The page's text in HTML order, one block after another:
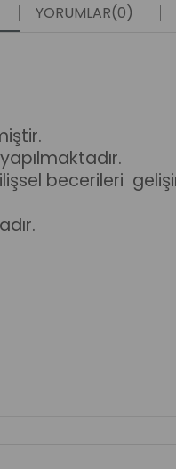
YORUMLAR(0)
becerileri